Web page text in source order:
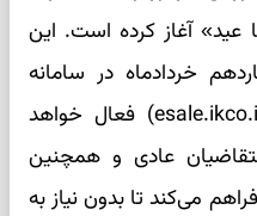
عید» آغاز کرده است. این
خردادماه در سامانه
فروش اینترنتی ایران‌خودرو (esale.ikco.ir) فعال خواهد
عادی و همچنین
می‌کند تا بدون نیاز به